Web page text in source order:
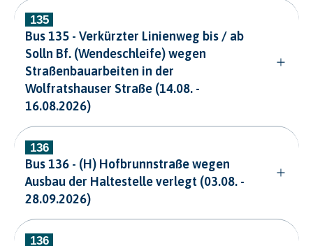
Bus 135 - Verkürzter Linienweg bis / ab
Solln Bf. (Wendeschleife) wegen
Straßenbauarbeiten in der
Wolfratshauser Straße (14.08. -
16.08.2026)
Bus 136 - (H) Hofbrunnstraße wegen
Ausbau der Haltestelle verlegt (03.08. -
28.09.2026)